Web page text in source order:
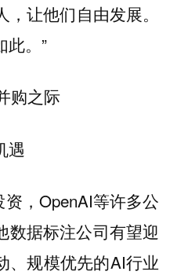
让他们自由发展。
此。”
购之际
遇
，OpenAI等许多公
数据标注公司有望迎
、规模优先的AI行业